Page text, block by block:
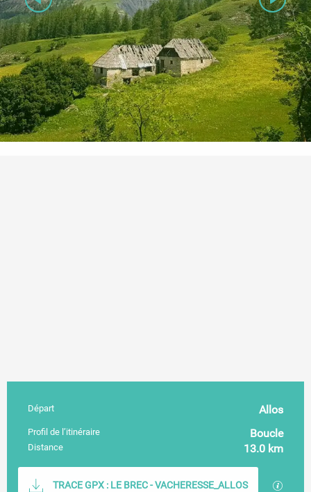
Informations pratiques
Départ Allos
Profil de l’itinéraire Boucle
Distance 13.0 km
TRACE GPX : LE BREC - VACHERESSE_ALLOS